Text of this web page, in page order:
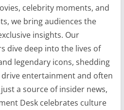
celebrity moments, and
we bring audiences the
insights. Our
dive deep into the lives of
legendary icons, shedding
entertainment and often
a source of insider news,
Desk celebrates culture